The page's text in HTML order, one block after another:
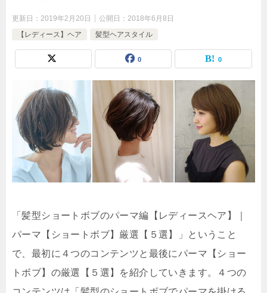
更新日： 2019年2月20日 公開日： 2018年6月8日
【レディース】ヘア
髪型ヘアスタイル
0 0
「髪型ショートボブのパーマ編【レディースヘア】｜
パーマ【ショートボブ】厳選【５選】」ということ
で、最初に４つのコンテンツと最後にパーマ【ショー
トボブ】の厳選【５選】を紹介していきます。４つの